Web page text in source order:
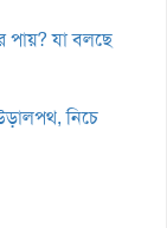
পায়? যা বলছে
নিচে